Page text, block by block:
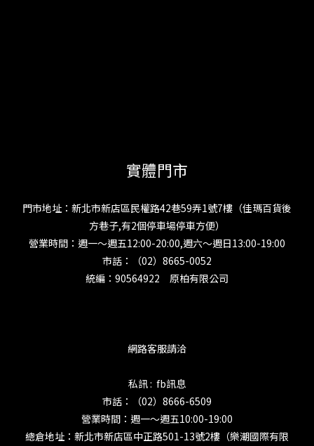
實體門市
門市地址：新北市新店區民權路42巷59弄1號7樓（佳瑪百貨後
方巷子,有2個停車場停車方便）
營業時間：週一～週五12:00-20:00,週六～週日13:00-19:00
市話：（02）8665-0052
統編：90564922 原柏有限公司
網路客服請洽
私訊 : fb訊息
市話：（02）8666-6509
營業時間：週一～週五10:00-19:00
總倉地址：新北市新店區中正路501-13號2樓（樂潮國際有限